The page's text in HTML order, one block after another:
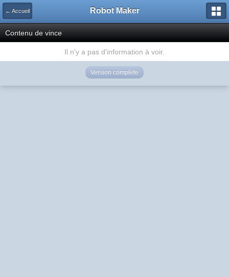
← Accueil Robot Maker
Contenu de vince
Il n'y a pas d'information à voir.
Version complète